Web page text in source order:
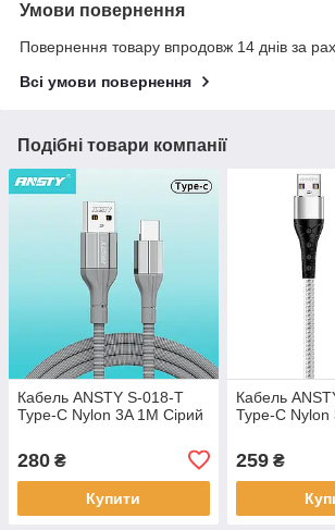
Умови повернення
Повернення товару впродовж 14 днів за
Всі умови повернення
Подібні товари компанії
Кабель ANSTY S-018-T
Type-C Nylon 3A 1M Сірий
280 ₴
Купити
Кабель
Type-C Nylon
259₴